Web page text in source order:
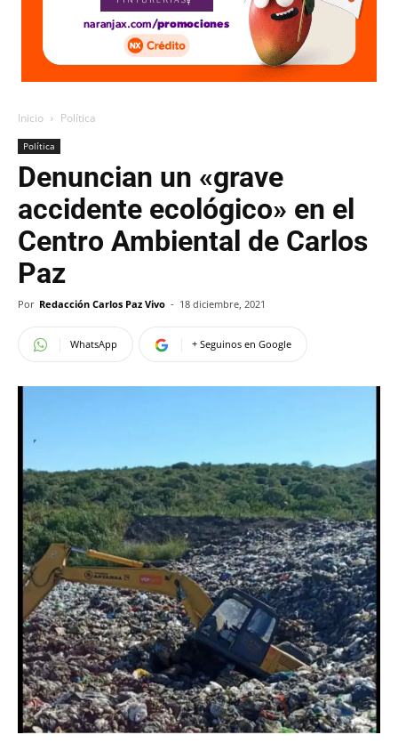
Inicio Política
Política
Denuncian un «grave
accidente ecológico» en el
Centro Ambiental de Carlos
Paz
Por Redacción Carlos Paz Vivo - 18 diciembre, 2021
WhatsApp + Seguinos en Google